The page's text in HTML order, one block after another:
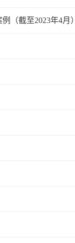
（截至2023年4月）